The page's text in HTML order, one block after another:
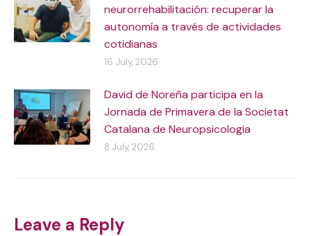
neurorrehabilitación: recuperar la
autonomía a través de actividades
cotidianas
16 July, 2026
David de Noreña participa en la
Jornada de Primavera de la Societat
Catalana de Neuropsicologia
8 July, 2026
Leave a Reply